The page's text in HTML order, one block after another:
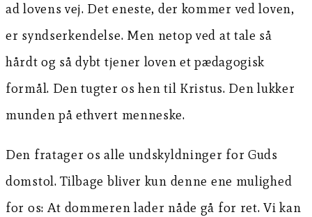
ad lovens vej. Det eneste, der kommer ved loven,
er syndserkendelse. Men netop ved at tale så
hårdt og så dybt tjener loven et pædagogisk
formål. Den tugter os hen til Kristus. Den lukker
munden på ethvert menneske.
Den fratager os alle undskyldninger for Guds
domstol. Tilbage bliver kun denne ene mulighed
for os: At dommeren lader nåde gå for ret. Vi kan